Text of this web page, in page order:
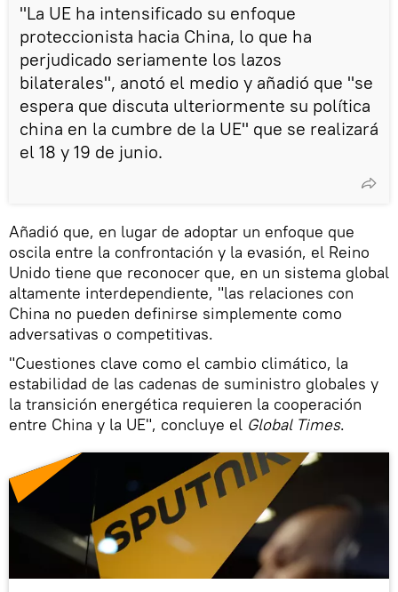
"La UE ha intensificado su enfoque
proteccionista hacia China, lo que ha
perjudicado seriamente los lazos
bilaterales", anotó el medio y añadió que "se
espera que discuta ulteriormente su política
china en la cumbre de la UE" que se realizará
el 18 y 19 de junio.
Añadió que, en lugar de adoptar un enfoque que
oscila entre la confrontación y la evasión, el Reino
Unido tiene que reconocer que, en un sistema global
altamente interdependiente, "las relaciones con
China no pueden definirse simplemente como
adversativas o competitivas.
"Cuestiones clave como el cambio climático, la
estabilidad de las cadenas de suministro globales y
la transición energética requieren la cooperación
entre China y la UE", concluye el Global Times.